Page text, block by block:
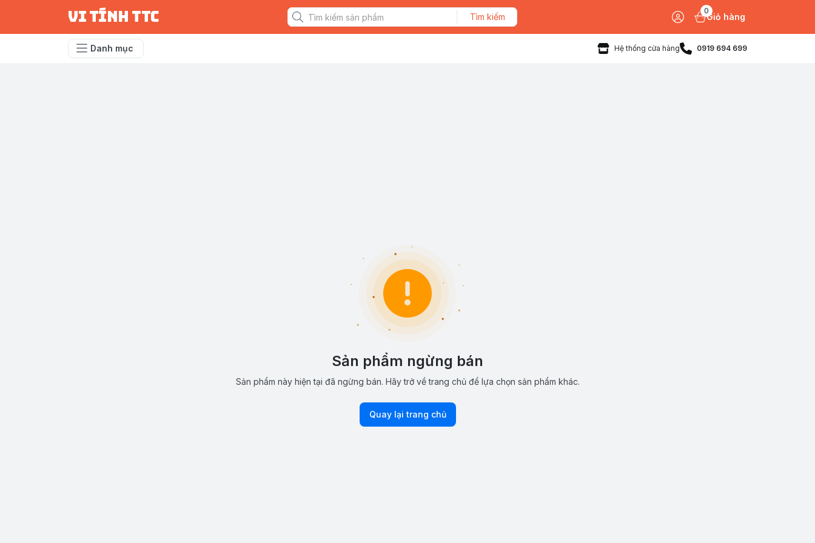
vi tính ttc Tìm kiếm
0
Giỏ hàng
Danh mục Hệ thống cửa hàng 0919 694 699
Sản phẩm ngừng bán
Sản phẩm này hiện tại đã ngừng bán. Hãy trở về trang chủ để lựa chọn sản phẩm khác.
Quay lại trang chủ